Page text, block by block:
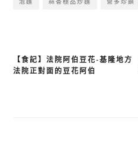
文
【食記】法院阿伯豆花-基隆地方
法院正對面的豆花阿伯